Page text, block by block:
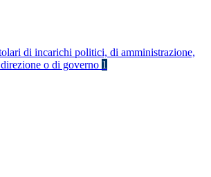
di incarichi politici, di amministrazione,
o di governo 1